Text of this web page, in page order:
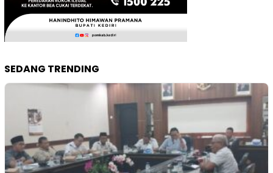
SEDANG TRENDING